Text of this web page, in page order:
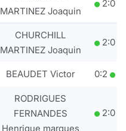
MARTINEZ Joaquin
2:0
CHURCHILL
MARTINEZ Joaquin
2:0
BEAUDET Victor 0:2
RODRIGUES
FERNANDES
Henrique marques
2:0